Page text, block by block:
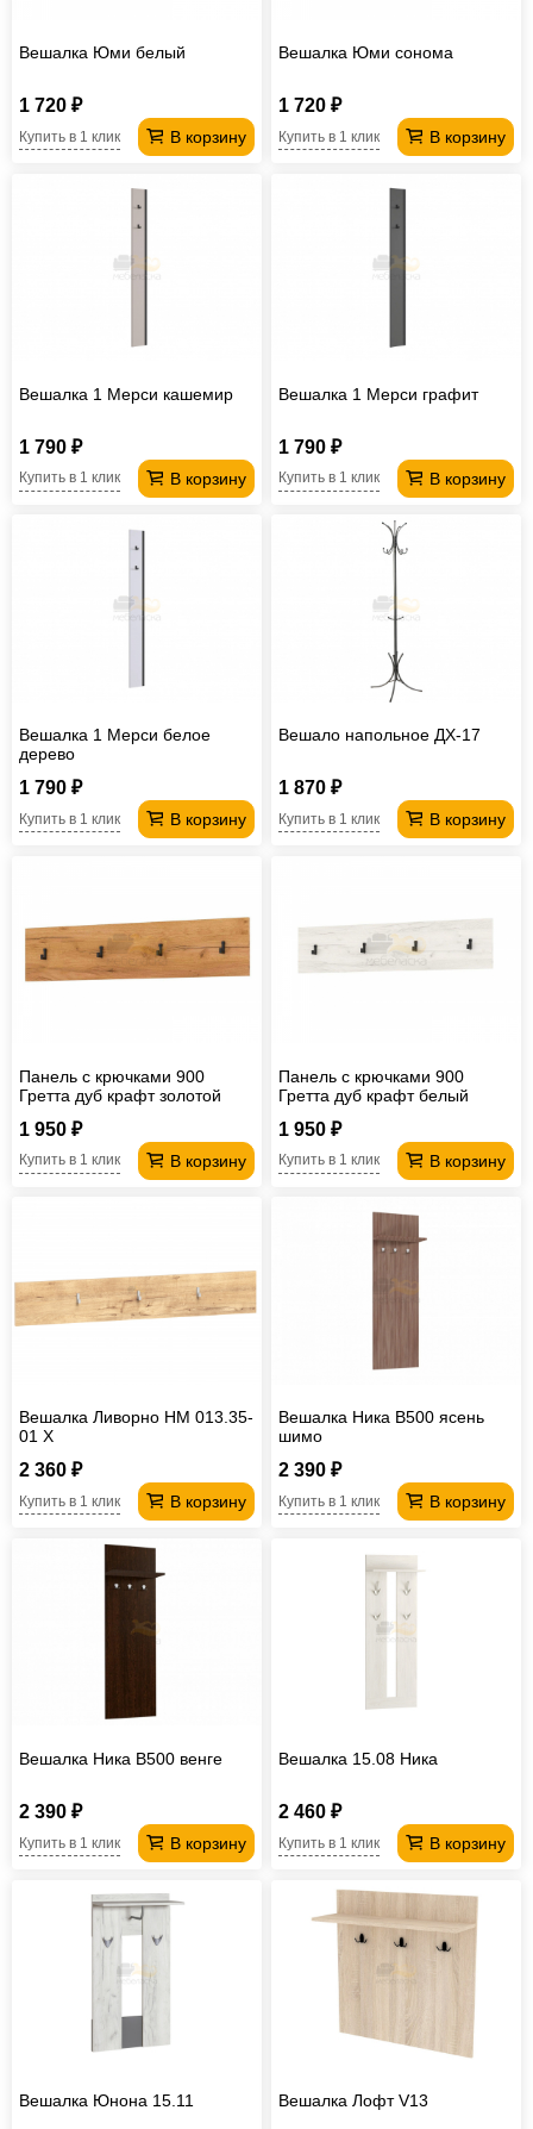
Вешалка Юми белый
1 720 ₽
В корзину
Купить в 1 клик
Вешалка Юми сонома
1 720 ₽
В корзину
Купить в 1 клик
Вешалка 1 Мерси кашемир
1 790 ₽
В корзину
Купить в 1 клик
Вешалка 1 Мерси графит
1 790 ₽
В корзину
Купить в 1 клик
Вешалка 1 Мерси белое
дерево
1 790 ₽
В корзину
Купить в 1 клик
Вешало напольное ДХ-17
1 870 ₽
В корзину
Купить в 1 клик
Панель с крючками 900
Гретта дуб крафт золотой
1 950 ₽
В корзину
Купить в 1 клик
Панель с крючками 900
Гретта дуб крафт белый
1 950 ₽
В корзину
Купить в 1 клик
Вешалка Ливорно НМ 013.35-
01 Х
2 360 ₽
В корзину
Купить в 1 клик
Вешалка Ника В500 ясень
шимо
2 390 ₽
В корзину
Купить в 1 клик
Вешалка Ника В500 венге
2 390 ₽
В корзину
Купить в 1 клик
Вешалка 15.08 Ника
2 460 ₽
В корзину
Купить в 1 клик
Вешалка Юнона 15.11 Вешалка Лофт V13